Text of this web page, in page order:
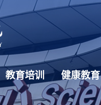
教育培训 健康教育